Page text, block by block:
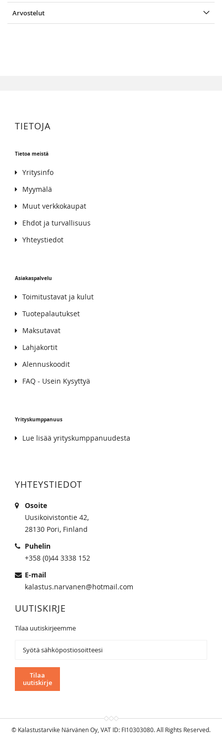
Arvostelut
TIETOJA
Tietoa meistä
Yritysinfo
Myymälä
Muut verkkokaupat
Ehdot ja turvallisuus
Yhteystiedot
Asiakaspalvelu
Toimitustavat ja kulut
Tuotepalautukset
Maksutavat
Lahjakortit
Alennuskoodit
FAQ - Usein Kysyttyä
Yrityskumppanuus
Lue lisää yrityskumppanuudesta
YHTEYSTIEDOT
Osoite
Uusikoivistontie 42,
28130 Pori, Finland
Puhelin
+358 (0)44 3338 152
E-mail
kalastus.narvanen@hotmail.com
UUTISKIRJE
Tilaa uutiskirjeemme
uutiskirjeemme:
Tilaa
uutiskirje
© Kalastustarvike Närvänen Oy, VAT ID: FI10303080. All Rights Reserved.